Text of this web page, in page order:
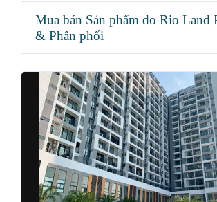
Mua bán Sản phẩm do Rio Land
& Phân phối